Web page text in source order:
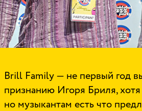
Brill Family — не первый год
признанию Игоря Бриля,
но музыкантам есть что